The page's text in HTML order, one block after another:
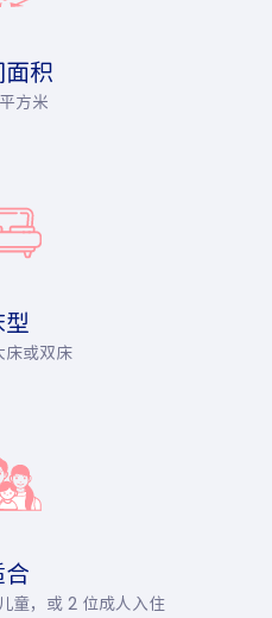
积
方米
床或双床
童，或 2 位成人入住